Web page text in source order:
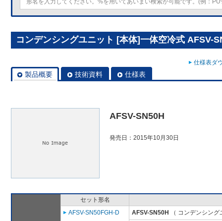
コンデンシングユニット [本体]一体空冷式 AFSV-
仕様表ダ
製品概要 技術資料 仕様表
AFSV-SN50H
発売日：2015年10月30日
セット形名
AFSV-SN50FGH-D
AFSV-SN50H
（ コンデンシン